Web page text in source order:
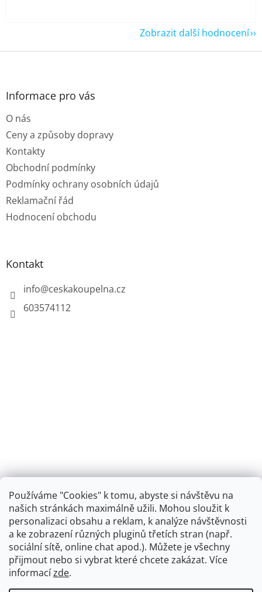
Používáme "Cookies" k tomu, abyste si návštěvu na
našich stránkách maximálně užili. Mohou sloužit k
personalizaci obsahu a reklam, k analýze návštěvnosti
a ke zobrazení různých pluginů třetích stran (např.
sociální sítě, online chat apod.). Můžete je všechny
přijmout nebo si vybrat které chcete zakázat. Více
informacízde.
Zobrazit další hodnocení
Z
Informace pro vás
O nás
Ceny a způsoby dopravy
Kontakty
Obchodní podmínky
Podmínky ochrany osobních údajů
Reklamační řád
Hodnocení obchodu
Kontakt
info@ceskakoupelna.cz
603574112
Retro koupelna